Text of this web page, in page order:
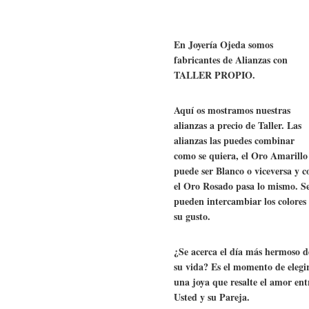
En Joyería Ojeda somos
fabricantes de Alianzas con
TALLER PROPIO.
Aquí os mostramos nuestras
alianzas a precio de Taller. Las
alianzas las puedes combinar
como se quiera, el Oro Amarillo
puede ser Blanco o viceversa y
el Oro Rosado pasa lo mismo.
pueden intercambiar los colores
su gusto.
¿Se acerca el día más hermoso
su vida? Es el momento de
una joya que resalte el amor
Usted y su Pareja.